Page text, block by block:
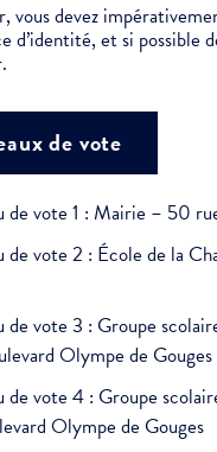
vous devez
d’identité, et si possible
de vote
de vote 1 : Mairie – 50
de vote 2 : École de la
de vote 3 : Groupe
Olympe de Gouges
de vote 4 : Groupe
Olympe de Gouges